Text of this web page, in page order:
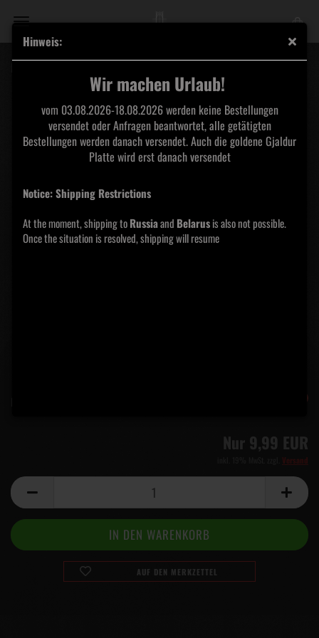
Hinweis:
Wir machen Urlaub!
vom 03.08.2026-18.08.2026 werden keine Bestellungen
versendet oder Anfragen beantwortet, alle getätigten
Bestellungen werden danach versendet. Auch die goldene Gjaldur
Platte wird erst danach versendet
Notice: Shipping Restrictions
At the moment, shipping toRussiaand Belarusis also not possible.
Once the situation is resolved, shipping will resume
Nur 9,99 EUR
Versand
AUF DEN MERKZETTEL